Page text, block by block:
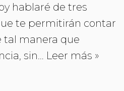
hablaré de tres
te permitirán contar
tal manera que
sin… Leer más »